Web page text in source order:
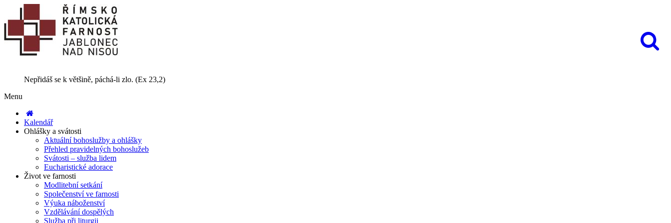
Nepřidáš se k většině, páchá-li zlo. (Ex 23,2)
Menu
Kalendář
Ohlášky a svátosti
Aktuální bohoslužby a ohlášky
Přehled pravidelných bohoslužeb
Svátosti – služba lidem
Eucharistické adorace
Život ve farnosti
Modlitební setkání
Společenství ve farnosti
Výuka náboženství
Vzdělávání dospělých
Služba při liturgii